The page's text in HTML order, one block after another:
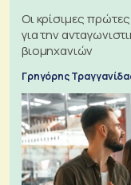
Οι κρίσιμες
για την
βιομηχανιών
Γρηγόρης